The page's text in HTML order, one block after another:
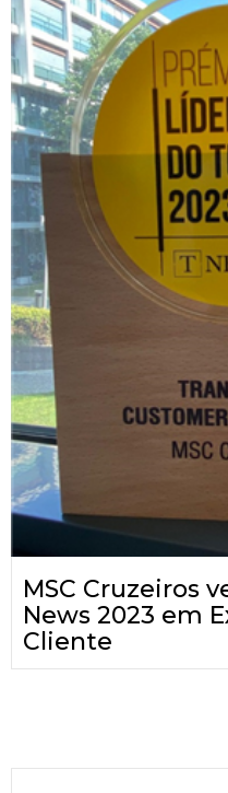
MSC Cruzeiros
News 2023 em
Cliente